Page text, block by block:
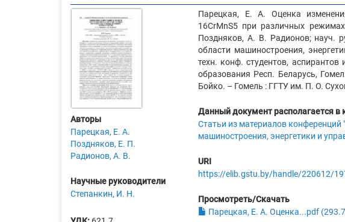
Авторы
Парецкая, Е. А.
Поздняков, Е. П.
Радионов, А. В.
Научные руководители
Степанкин, И. Н.
Парецкая, Е. А. Оценка
16CrMnS5 при различных
Поздняков, А. В. Радионов; науч.
области машиностроения,
техн. конф. студентов,
образования Респ. Беларусь,
Бойко. – Гомель : ГГТУ им. П. О.
Данный документ располагается в
Статьи из материалов конференций
машиностроения, энергетики и
URI
https://elib.gstu.by/handle/220612/
Просмотреть/Скачать
Парецкая, Е. А. Оценка...pdf